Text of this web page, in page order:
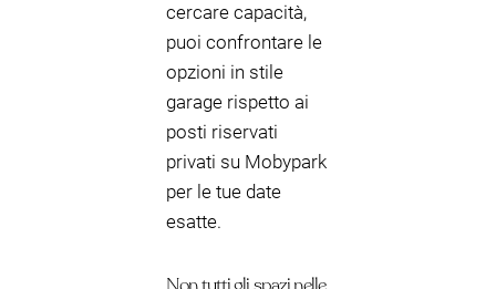
cercare capacità,
puoi confrontare le
opzioni in stile
garage rispetto ai
posti riservati
privati su Mobypark
per le tue date
esatte.